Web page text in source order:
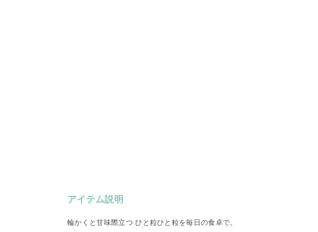
アイテム説明
輪かくと甘味際立つ ひと粒ひと粒を毎日の食卓で。